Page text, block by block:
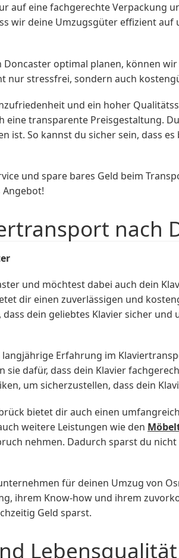
auf eine fachgerechte Verpackung
wir deine Umzugsgüter effizient
optimal planen, können
nur stressfrei, sondern auch
und ein hoher
eine transparente Preisgestaltung.
ist. So kannst du sicher sein, dass
und spare bares Geld beim
nach
und möchtest dabei auch dein
dir einen zuverlässigen und
dein geliebtes Klavier sicher
Erfahrung im
dafür, dass dein Klavier
um sicherzustellen, dass dein
bietet dir auch einen
weitere Leistungen wie den
nehmen. Dadurch sparst du
für deinen Umzug von
ihrem Know-how und ihrem
Geld sparst.